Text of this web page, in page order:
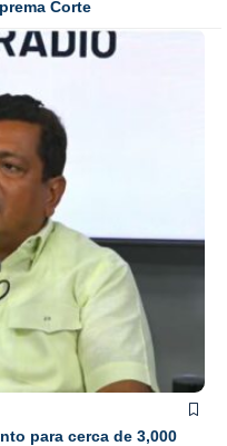
Corte
para cerca de 3,000